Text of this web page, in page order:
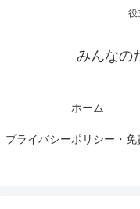
役
みんなの
ホーム
プライバシーポリシー・免